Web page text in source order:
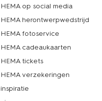
HEMA op social media
HEMA herontwerpwedstrijd
HEMA fotoservice
HEMA cadeaukaarten
HEMA tickets
HEMA verzekeringen
inspiratie